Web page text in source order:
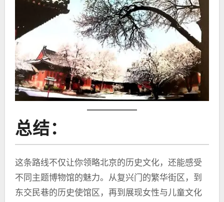
总结：
这条路线不仅让你领略北京的历史文化，还能感受
不同主题博物馆的魅力。从复兴门的繁华街区，到
东交民巷的历史使馆区，再到展现女性与儿童文化